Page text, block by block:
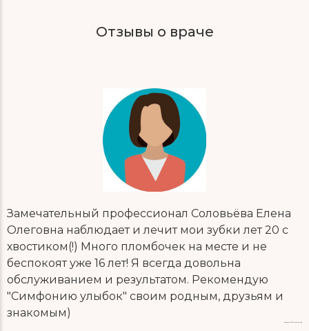
Отзывы о враче
Замечательный профессионал Соловьёва Елена
Олеговна наблюдает и лечит мои зубки лет 20 с
хвостиком(!) Много пломбочек на месте и не
беспокоят уже 16 лет! Я всегда довольна
обслуживанием и результатом. Рекомендую
"Симфонию улыбок" своим родным, друзьям и
знакомым)
Марина Федорова